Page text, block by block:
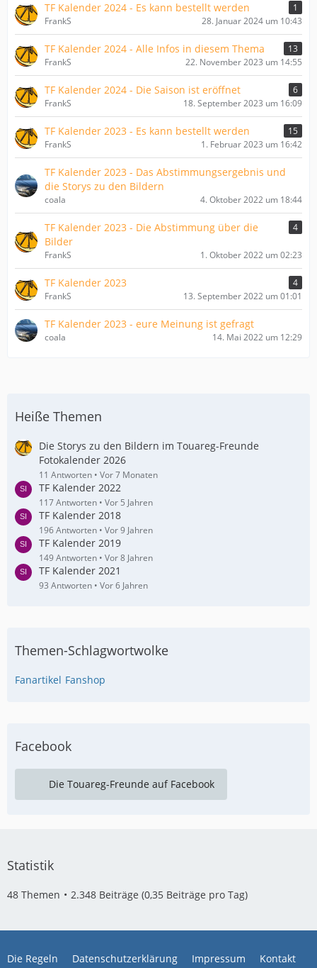
TF Kalender 2024 - Es kann bestellt werden
1
FrankS
28. Januar 2024 um 10:43
TF Kalender 2024 - Alle Infos in diesem Thema
13
FrankS
22. November 2023 um 14:55
TF Kalender 2024 - Die Saison ist eröffnet
6
FrankS
18. September 2023 um 16:09
TF Kalender 2023 - Es kann bestellt werden
15
FrankS
1. Februar 2023 um 16:42
TF Kalender 2023 - Das Abstimmungsergebnis und
die Storys zu den Bildern
coala 4. Oktober 2022 um 18:44
TF Kalender 2023 - Die Abstimmung über die
Bilder
4
FrankS 1. Oktober 2022 um 02:23
TF Kalender 2023
4
FrankS
13. September 2022 um 01:01
TF Kalender 2023 - eure Meinung ist gefragt
coala 14. Mai 2022 um 12:29
Heiße Themen
Die Storys zu den Bildern im Touareg-Freunde
Fotokalender 2026
11 Antworten Vor 7 Monaten
TF Kalender 2022
117 Antworten Vor 5 Jahren
TF Kalender 2018
196 Antworten Vor 9 Jahren
TF Kalender 2019
149 Antworten Vor 8 Jahren
TF Kalender 2021
93 Antworten Vor 6 Jahren
Themen-Schlagwortwolke
Fanartikel Fanshop
Facebook
Die Touareg-Freunde auf Facebook
Statistik
48 Themen 2.348 Beiträge (0,35 Beiträge pro Tag)
Die Regeln Datenschutzerklärung Impressum Kontakt